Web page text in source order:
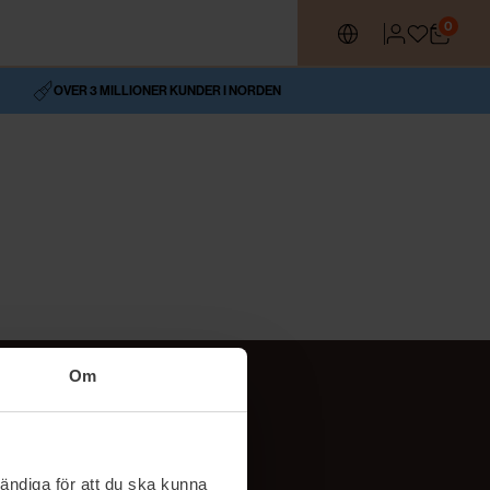
Om
för att du ska kunna
0
OVER 3 MILLIONER KUNDER I NORDEN
Social